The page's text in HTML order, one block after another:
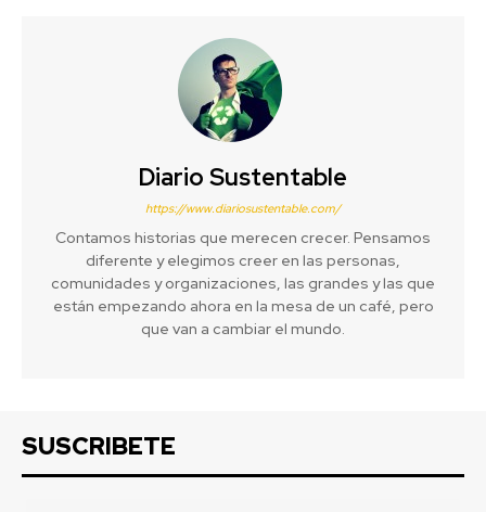
Diario Sustentable
https://www.diariosustentable.com/
Contamos historias que merecen crecer. Pensamos
diferente y elegimos creer en las personas,
comunidades y organizaciones, las grandes y las que
están empezando ahora en la mesa de un café, pero
que van a cambiar el mundo.
SUSCRIBETE